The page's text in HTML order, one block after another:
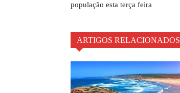
população esta terça feira
ARTIGOS RELACIONADOS